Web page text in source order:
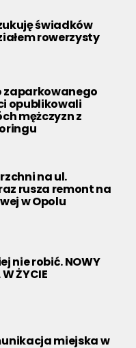
świadków
rowerzysty
zaparkowanego
opublikowali
mężczyzn z
na ul.
rusza remont na
w Opolu
nie robić. NOWY
ŻYCIE
miejska w